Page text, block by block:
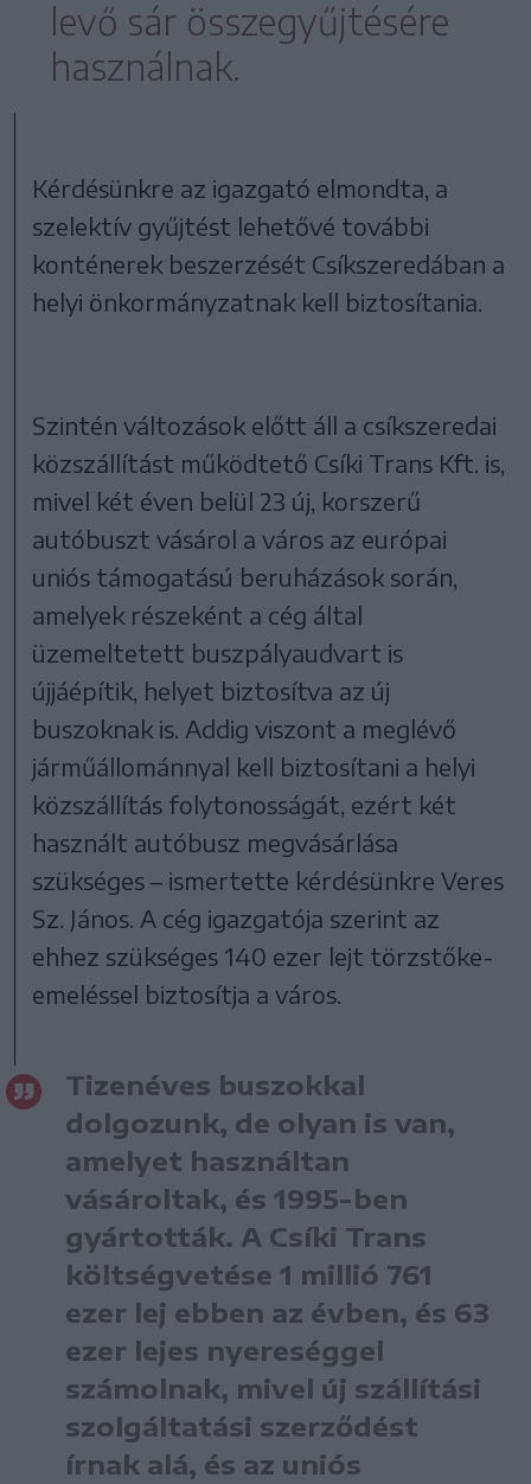
levő sár összegyűjtésére
használnak.
Kérdésünkre az igazgató elmondta, a
szelektív gyűjtést lehetővé további
konténerek beszerzését Csíkszeredában a
helyi önkormányzatnak kell biztosítania.
Szintén változások előtt áll a csíkszeredai
közszállítást működtető Csíki Trans Kft. is,
mivel két éven belül 23 új, korszerű
autóbuszt vásárol a város az európai
uniós támogatású beruházások során,
amelyek részeként a cég által
üzemeltetett buszpályaudvart is
újjáépítik, helyet biztosítva az új
buszoknak is. Addig viszont a meglévő
járműállománnyal kell biztosítani a helyi
közszállítás folytonosságát, ezért két
használt autóbusz megvásárlása
szükséges – ismertette kérdésünkre Veres
Sz. János. A cég igazgatója szerint az
ehhez szükséges 140 ezer lejt törzstőke-
emeléssel biztosítja a város.
Tizenéves buszokkal
dolgozunk, de olyan is van,
amelyet használtan
vásároltak, és 1995-ben
gyártották. A Csíki Trans
költségvetése 1 millió 761
ezer lej ebben az évben, és 63
ezer lejes nyereséggel
számolnak, mivel új szállítási
szolgáltatási szerződést
írnak alá, és az uniós